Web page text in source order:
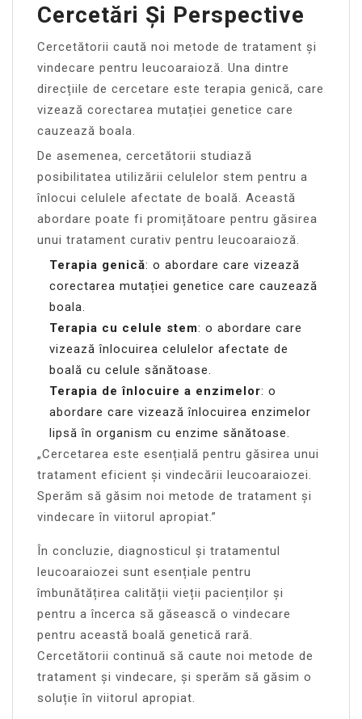
Cercetări Și Perspective
Cercetătorii caută noi metode de tratament și
vindecare pentru leucoaraioză. Una dintre
direcțiile de cercetare este terapia genică, care
vizează corectarea mutației genetice care
cauzează boala.
De asemenea, cercetătorii studiază
posibilitatea utilizării celulelor stem pentru a
înlocui celulele afectate de boală. Această
abordare poate fi promițătoare pentru găsirea
unui tratament curativ pentru leucoaraioză.
Terapia genică: o abordare care vizează
corectarea mutației genetice care cauzează
boala.
Terapia cu celule stem: o abordare care
vizează înlocuirea celulelor afectate de
boală cu celule sănătoase.
Terapia de înlocuire a enzimelor: o
abordare care vizează înlocuirea enzimelor
lipsă în organism cu enzime sănătoase.
„Cercetarea este esențială pentru găsirea unui
tratament eficient și vindecării leucoaraiozei.
Sperăm să găsim noi metode de tratament și
vindecare în viitorul apropiat.”
În concluzie, diagnosticul și tratamentul
leucoaraiozei sunt esențiale pentru
îmbunătățirea calității vieții pacienților și
pentru a încerca să găsească o vindecare
pentru această boală genetică rară.
Cercetătorii continuă să caute noi metode de
tratament și vindecare, și sperăm să găsim o
soluție în viitorul apropiat.